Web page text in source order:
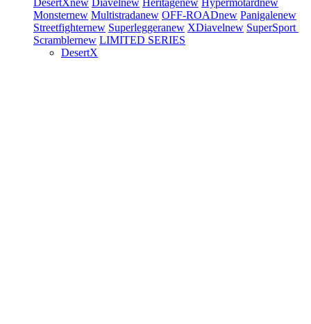
DesertXnew Diavelnew Heritagenew Hypermotardnew
Monsternew Multistradanew OFF-ROADnew Panigalenew
Streetfighternew Superleggeranew XDiavelnew SuperSport
Scramblernew LIMITED SERIES
DesertX